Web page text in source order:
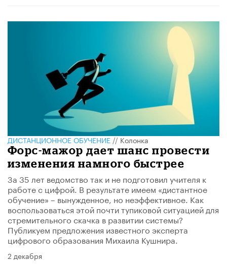
ДИСТАНЦИОННОЕ ОБУЧЕНИЕ//Колонка
Форс-мажор дает шанс провести
изменения намного быстрее
За 35 лет ведомство так и не подготовил учителя к
работе с цифрой. В результате имеем «дистантное
обучение» – вынужденное, но неэффективное. Как
воспользоваться этой почти тупиковой ситуацией для
стремительного скачка в развитии системы?
Публикуем предложения известного эксперта
цифрового образования Михаила Кушнира.
2 декабря